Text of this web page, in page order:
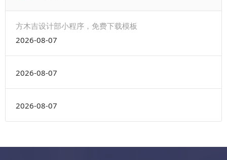
方木吉设计部小程序，免费下载模板
2026-08-07
2026-08-07
2026-08-07